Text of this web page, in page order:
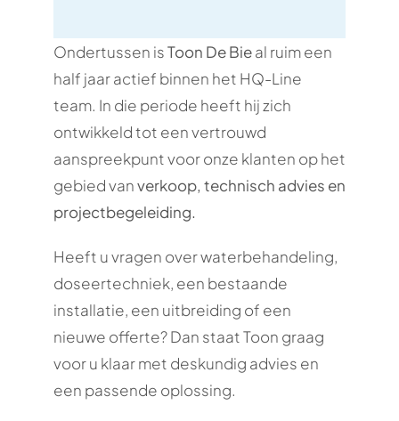
Ondertussen isToon De Bieal ruim een
half jaar actief binnen het HQ-Line
team. In die periode heeft hij zich
ontwikkeld tot een vertrouwd
aanspreekpunt voor onze klanten op het
gebied vanverkoop, technisch advies en
projectbegeleiding.
Heeft u vragen over waterbehandeling,
doseertechniek, een bestaande
installatie, een uitbreiding of een
nieuwe offerte? Dan staat Toon graag
voor u klaar met deskundig advies en
een passende oplossing.